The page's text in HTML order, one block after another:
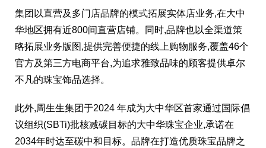
集团以直营及多门店品牌的模式拓展实体店业务,在大中
华地区拥有近800间直营店铺。同时,品牌也以全渠道策
略拓展业务版图,提供完善便捷的线上购物服务,覆盖46个
官方及第三方电商平台,为追求雅致品味的顾客提供卓尔
不凡的珠宝饰品选择。
此外,周生生集团于2024 年成为大中华区首家通过国际倡
议组织(SBTi)批核减碳目标的大中华珠宝企业,承诺在
2034年时达至碳中和目标。品牌在打造优质珠宝品牌之